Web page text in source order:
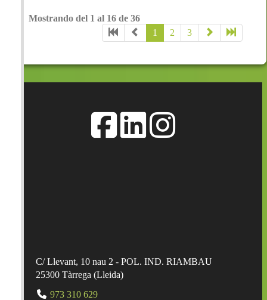
Añadir a la cesta
Mostrando del 1 al 16 de 36
1
2 3
C/ Llevant, 10 nau 2 - POL. IND. RIAMBAU
25300 Tàrrega (Lleida)
973 310 629